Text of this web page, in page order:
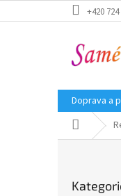
na
+420
Doprava a
Domů
kategorie